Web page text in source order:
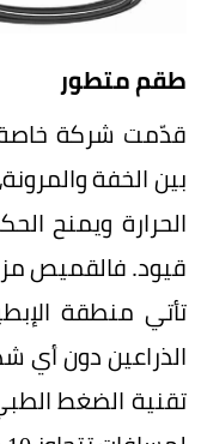
طقم متطور
الحرارة ويمنح
قيود. فالقميص
تأتي منطقة
الذراعين دون أي
تقنية الضغط